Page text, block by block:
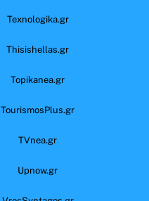
Texnologika.gr
Thisishellas.gr
Topikanea.gr
TourismosPlus.gr
TVnea.gr
Upnow.gr